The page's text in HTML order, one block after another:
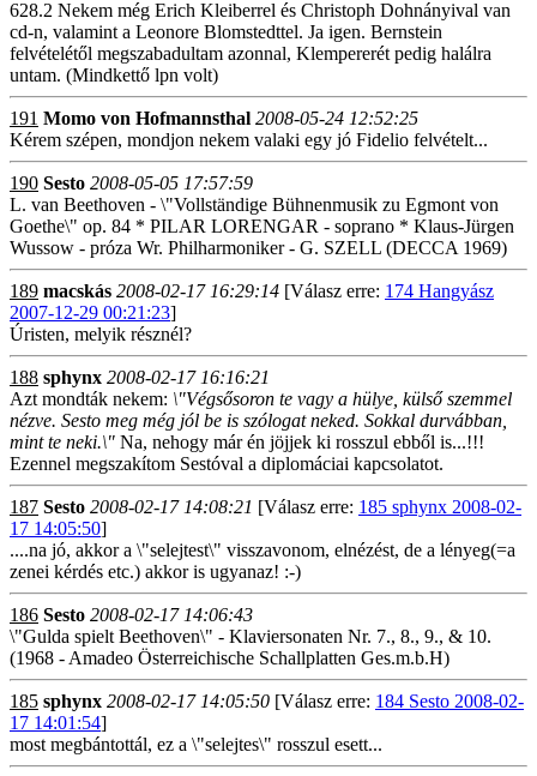
628.2 Nekem még Erich Kleiberrel és Christoph Dohnányival van
cd-n, valamint a Leonore Blomstedttel. Ja igen. Bernstein
felvételétől megszabadultam azonnal, Klempererét pedig halálra
untam. (Mindkettő lpn volt)
191 Momo von Hofmannsthal 2008-05-24 12:52:25
Kérem szépen, mondjon nekem valaki egy jó Fidelio felvételt...
190 Sesto 2008-05-05 17:57:59
L. van Beethoven - \"Vollständige Bühnenmusik zu Egmont von
Goethe\" op. 84 * PILAR LORENGAR - soprano * Klaus-Jürgen
Wussow - próza Wr. Philharmoniker - G. SZELL (DECCA 1969)
189 macskás 2008-02-17 16:29:14 [Válasz erre: 174 Hangyász
2007-12-29 00:21:23]
Úristen, melyik résznél?
188 sphynx 2008-02-17 16:16:21
Azt mondták nekem: \"Végsősoron te vagy a hülye, külső szemmel
nézve. Sesto meg még jól be is szólogat neked. Sokkal durvábban,
mint te neki.\" Na, nehogy már én jöjjek ki rosszul ebből is...!!!
Ezennel megszakítom Sestóval a diplomáciai kapcsolatot.
187 Sesto 2008-02-17 14:08:21 [Válasz erre: 185 sphynx 2008-02-
17 14:05:50]
....na jó, akkor a \"selejtest\" visszavonom, elnézést, de a lényeg(=a
zenei kérdés etc.) akkor is ugyanaz! :-)
186 Sesto 2008-02-17 14:06:43
\"Gulda spielt Beethoven\" - Klaviersonaten Nr. 7., 8., 9., & 10.
(1968 - Amadeo Österreichische Schallplatten Ges.m.b.H)
185 sphynx 2008-02-17 14:05:50 [Válasz erre: 184 Sesto 2008-02-
17 14:01:54]
most megbántottál, ez a \"selejtes\" rosszul esett...